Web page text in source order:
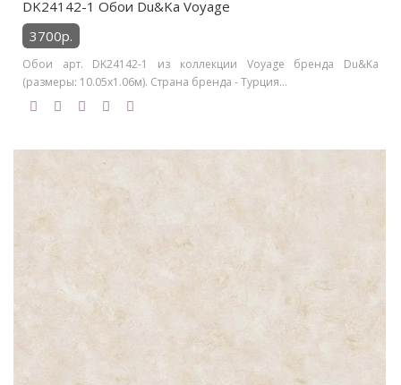
DK24142-1 Обои Du&Ka Voyage
3700р.
Обои арт. DK24142-1 из коллекции Voyage бренда Du&Ka
(размеры: 10.05х1.06м). Страна бренда - Турция...